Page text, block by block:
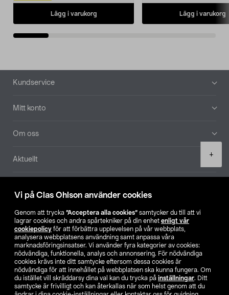
Vi på Clas Ohlson använder cookies
Genom att trycka ”Acceptera alla cookies” samtycker du till att vi
lagrar cookies och andra spårtekniker på din enhet enligt vår
cookiepolicy för att förbättra upplevelsen på vår webbplats,
analysera webbplatsens användning samt anpassa våra
marknadsföringsinsatser. Vi använder fyra kategorier av cookies:
nödvändiga, funktionella, analys och annonsering. För nödvändiga
cookies krävs inte ditt samtycke eftersom dessa cookies är
nödvändiga för att innehållet på webbplatsen ska kunna fungera. Om
du istället vill skräddarsy dina val kan du trycka på inställningar. Ditt
samtycke är frivilligt och kan återkallas när som helst genom att du
+
Lägg i varukorg Lägg i varukorg
Sidfot
Kundservice
Mitt konto
Om oss
Aktuellt
Hitta butik
SE NO FI